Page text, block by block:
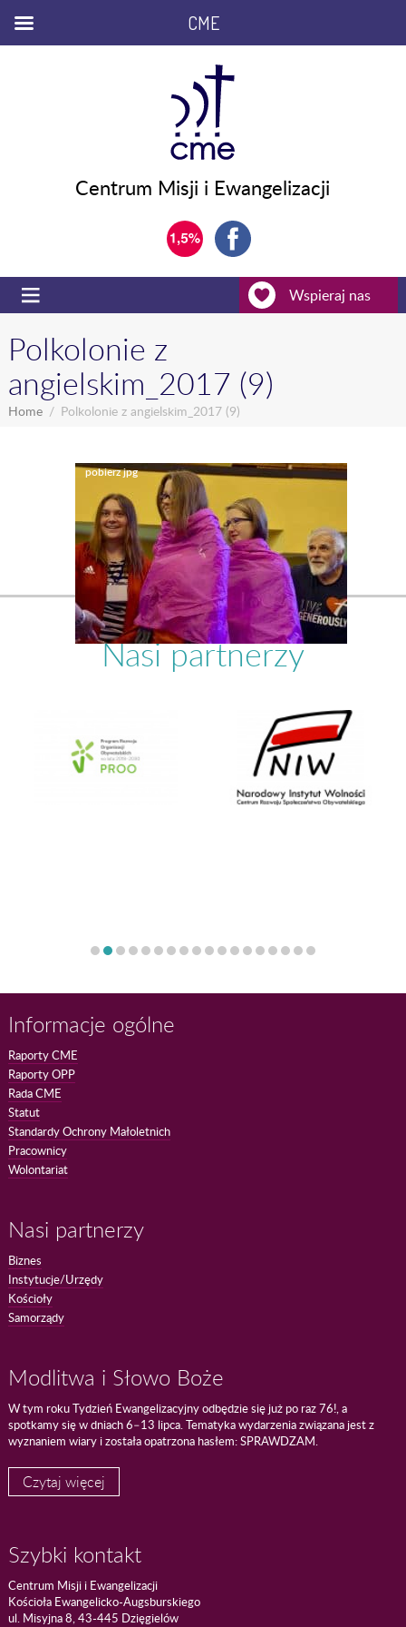
Centrum Misji i Ewangelizacji
Wspieraj nas
Polkolonie z
angielskim_2017 (9)
Home Polkolonie z angielskim_2017 (9)
Nasi partnerzy
Informacje ogólne
Raporty CME
Raporty OPP
Rada CME
Statut
Standardy Ochrony Małoletnich
Pracownicy
Wolontariat
Nasi partnerzy
Biznes
Instytucje/Urzędy
Kościoły
Samorządy
Modlitwa i Słowo Boże
W tym roku Tydzień Ewangelizacyjny odbędzie się już po raz 76!, a
spotkamy się w dniach 6–13 lipca. Tematyka wydarzenia związana jest z
wyznaniem wiary i została opatrzona hasłem: SPRAWDZAM.
Czytaj więcej
Szybki kontakt
Centrum Misji i Ewangelizacji
Kościoła Ewangelicko-Augsburskiego
ul. Misyjna 8, 43-445 Dzięgielów
CME